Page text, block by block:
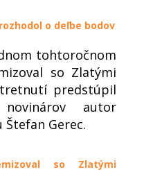
o deľbe bodov
tohtoročnom
so Zlatými
predstúpil
autor
Gerec.
so Zlatými